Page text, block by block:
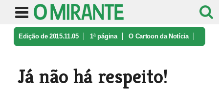
Edição de 2015.11.05 1ª página O Cartoon da Notícia
Já não há respeito!